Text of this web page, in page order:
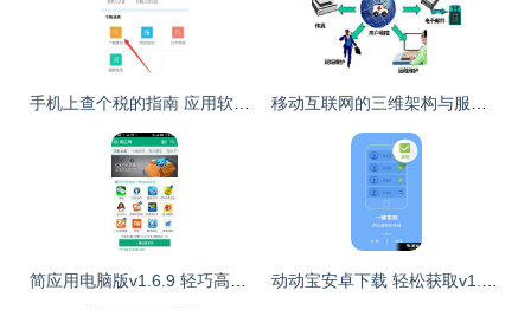
手机上查个税的指南 应用软件助你轻松搞定 移动互联网的三维架构与服务特性解析
简应用电脑版v1.6.9 轻巧高效，打造您的桌面效率新体验 动动宝安卓下载 轻松获取v1.4.3最新手机版，91手游网提供专业服务